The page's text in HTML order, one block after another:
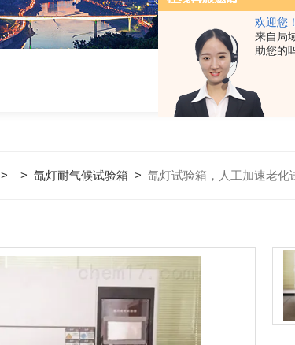
欢迎您！
来自局
助您的
> >氙灯耐气候试验箱 >氙灯试验箱，人工加速老化